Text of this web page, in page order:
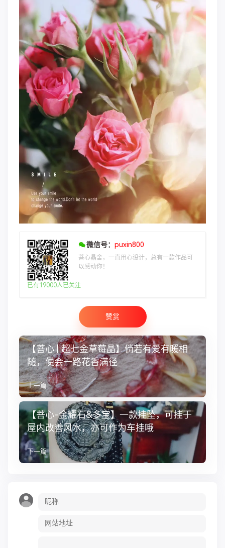
微信号： puxin800
菩心晶舍，一直用心设计，总有一款作品可
以感动你！
已有19000人已关注
赞赏
【菩心 | 超七金草莓晶】倘若有爱有暖相
随，便会一路花香满径
上一篇
【菩心-金耀石&多宝】一款挂坠，可挂于
屋内改善风水，亦可作为车挂哦
下一篇